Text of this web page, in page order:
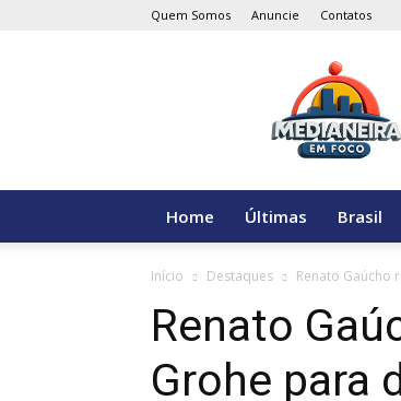
Quem Somos Anuncie Contatos
Home Últimas Brasil
Início Destaques Renato Gaúcho
Renato
Grohe para